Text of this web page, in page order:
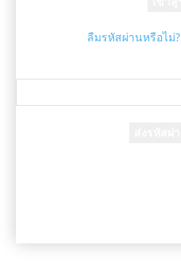
ลืมรหัสผ่านหรือไม่